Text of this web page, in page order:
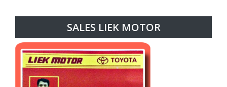
SALES LIEK MOTOR